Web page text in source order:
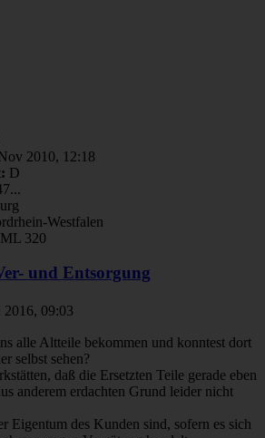
2010, 12:18
D
Westfalen
ML 320
und Entsorgung
2016, 09:03
alle Altteile bekommen und konntest dort
selbst sehen?
daß die Ersetzten Teile gerade eben
anderem erdachten Grund leider nicht
Eigentum des Kunden sind, sofern es sich